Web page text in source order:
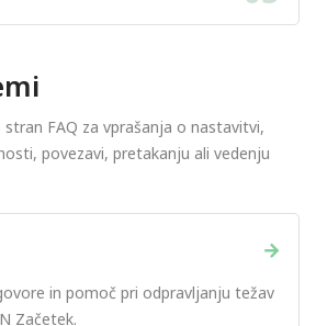
FAQ za vprašanja o nastavitvi,
povezavi, pretakanju ali vedenju
→
in pomoč pri odpravljanju težav
Začetek.